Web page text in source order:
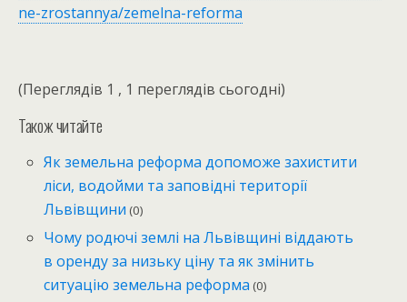
ne-zrostannya/zemelna-reforma
(Переглядів 1 , 1 переглядів сьогодні)
Також читайте
Як земельна реформа допоможе захистити
ліси, водойми та заповідні території
Львівщини (0)
Чому родючі землі на Львівщині віддають
в оренду за низьку ціну та як змінить
ситуацію земельна реформа (0)